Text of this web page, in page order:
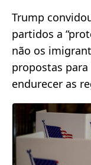
Trump
partidos a
não os
propostas
endurecer as